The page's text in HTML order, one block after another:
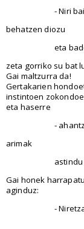
- Niri
behatzen diozu
eta
zeta gorriko su bat
Gai maltzurra da!
Gertakarien
instintoen
eta haserre
-
arimak
Gai honek
aginduz:
-